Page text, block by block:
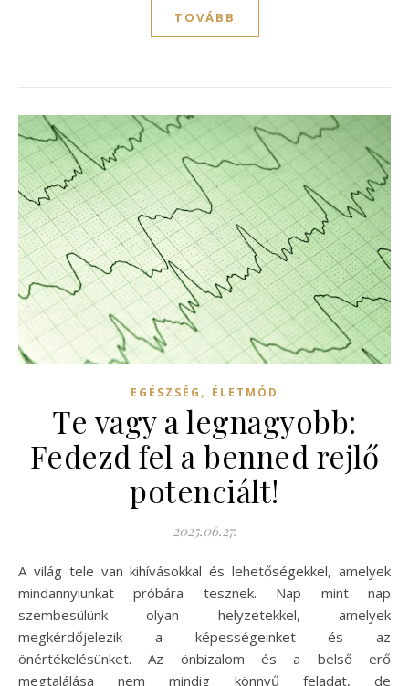
TOVÁBB
EGÉSZSÉG , ÉLETMÓD
Te vagy a legnagyobb:
Fedezd fel a benned rejlő
potenciált!
2025.06.27.
A világ tele van kihívásokkal és lehetőségekkel, amelyek
mindannyiunkat próbára tesznek. Nap mint nap
szembesülünk olyan helyzetekkel, amelyek
megkérdőjelezik a képességeinket és az
önértékelésünket. Az önbizalom és a belső erő
megtalálása nem mindig könnyű feladat, de